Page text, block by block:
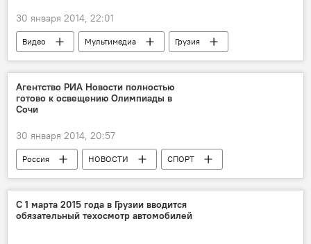
30 января 2014, 22:01
Видео Мультимедиа
Грузия
ОБЩЕСТВО
НОВОСТИ
Агентство РИА Новости полностью
готово к освещению Олимпиады в
Сочи
30 января 2014, 20:57
Россия НОВОСТИ СПОРТ
С 1 марта 2015 года в Грузии вводится
обязательный техосмотр автомобилей